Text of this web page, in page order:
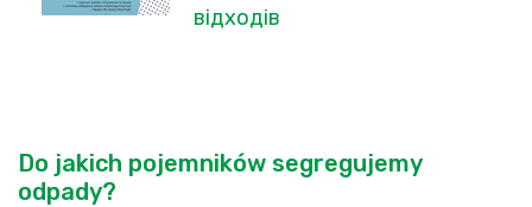
відходів
Do jakich pojemników segregujemy
odpady?